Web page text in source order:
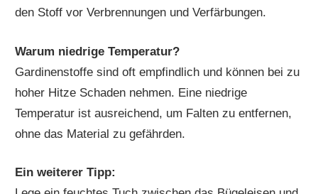
den Stoff vor Verbrennungen und Verfärbungen.
Warum niedrige Temperatur?
Gardinenstoffe sind oft empfindlich und können bei zu
hoher Hitze Schaden nehmen. Eine niedrige
Temperatur ist ausreichend, um Falten zu entfernen,
ohne das Material zu gefährden.
Ein weiterer Tipp: